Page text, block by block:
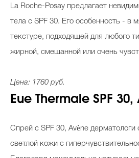
La Roche-Posay предлагает
тела с SPF 30. Его особенность - в
текстуре, подходящей для любого
жирной, смешанной или очень
Цена: 1760 руб.
Eue Thermale SPF 30,
Спрей с SPF 30, Avène дерматологи
светлой кожи с